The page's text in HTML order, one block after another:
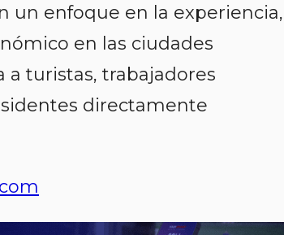
un enfoque en la experiencia,
en las ciudades
a turistas, trabajadores
directamente